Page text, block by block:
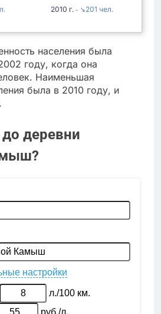
2010 - ↘201
населения была
году, когда она
Наименьшая
была в 2010 году, и
деревни